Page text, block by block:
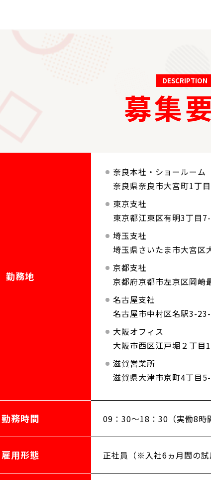
DESCRIPTION
募集
勤務地
奈良本社・ショールーム
奈良県奈良市大宮町1丁
東京支社
東京都江東区有明3丁目
埼玉支社
埼玉県さいたま市大宮区
京都支社
京都府京都市左京区岡崎
名古屋支社
名古屋市中村区名駅3-
大阪オフィス
大阪市西区江戸堀２丁目
滋賀営業所
滋賀県大津市京町4丁目
勤務時間 09：30～18：30（実働8時
雇用形態 正社員（※入社6ヵ月間の試